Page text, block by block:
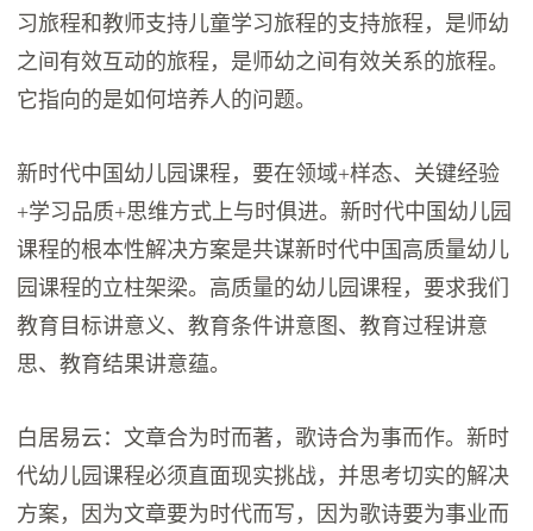
习旅程和教师支持儿童学习旅程的支持旅程，是师幼
之间有效互动的旅程，是师幼之间有效关系的旅程。
它指向的是如何培养人的问题。
新时代中国幼儿园课程，要在领域+样态、关键经验
+学习品质+思维方式上与时俱进。新时代中国幼儿园
课程的根本性解决方案是共谋新时代中国高质量幼儿
园课程的立柱架梁。高质量的幼儿园课程，要求我们
教育目标讲意义、教育条件讲意图、教育过程讲意
思、教育结果讲意蕴。
白居易云：文章合为时而著，歌诗合为事而作。新时
代幼儿园课程必须直面现实挑战，并思考切实的解决
方案，因为文章要为时代而写，因为歌诗要为事业而